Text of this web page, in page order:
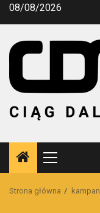
Przejdź
08/08/2026
Menu
główne
Strona główna